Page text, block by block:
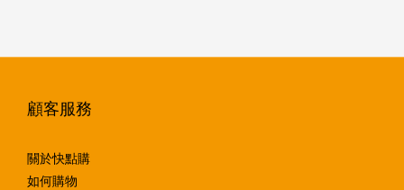
顧客服務
關於快點購
如何購物